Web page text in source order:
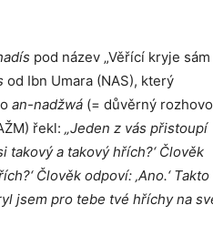
pod název „Věřící kryje sám
od Ibn Umara (NAS), který
an-nadžwá (= důvěrný
řekl: „Jeden z vás přistoupí
takový a takový hřích?‘ Člověk
Člověk odpoví: ‚Ano.‘
jsem pro tebe tvé hříchy na